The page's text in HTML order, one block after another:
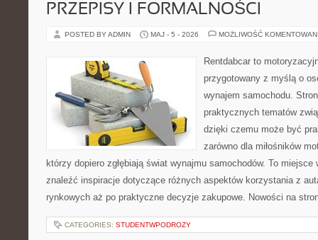
PRZEPISY I FORMALNOŚCI
POSTED BY ADMIN MAJ - 5 - 2026 MOŻLIWOŚĆ
Rentdabcar to
przygotowany z myślą o
wynajem samochodu.
praktycznych tematów
dzięki czemu może być
zarówno dla miłośników
którzy dopiero zgłębiają świat wynajmu samochodów. To
znaleźć inspiracje dotyczące różnych aspektów korzystania z
rynkowych aż po praktyczne decyzje zakupowe. Nowości na
CATEGORIES: STUDENTWPODROZY